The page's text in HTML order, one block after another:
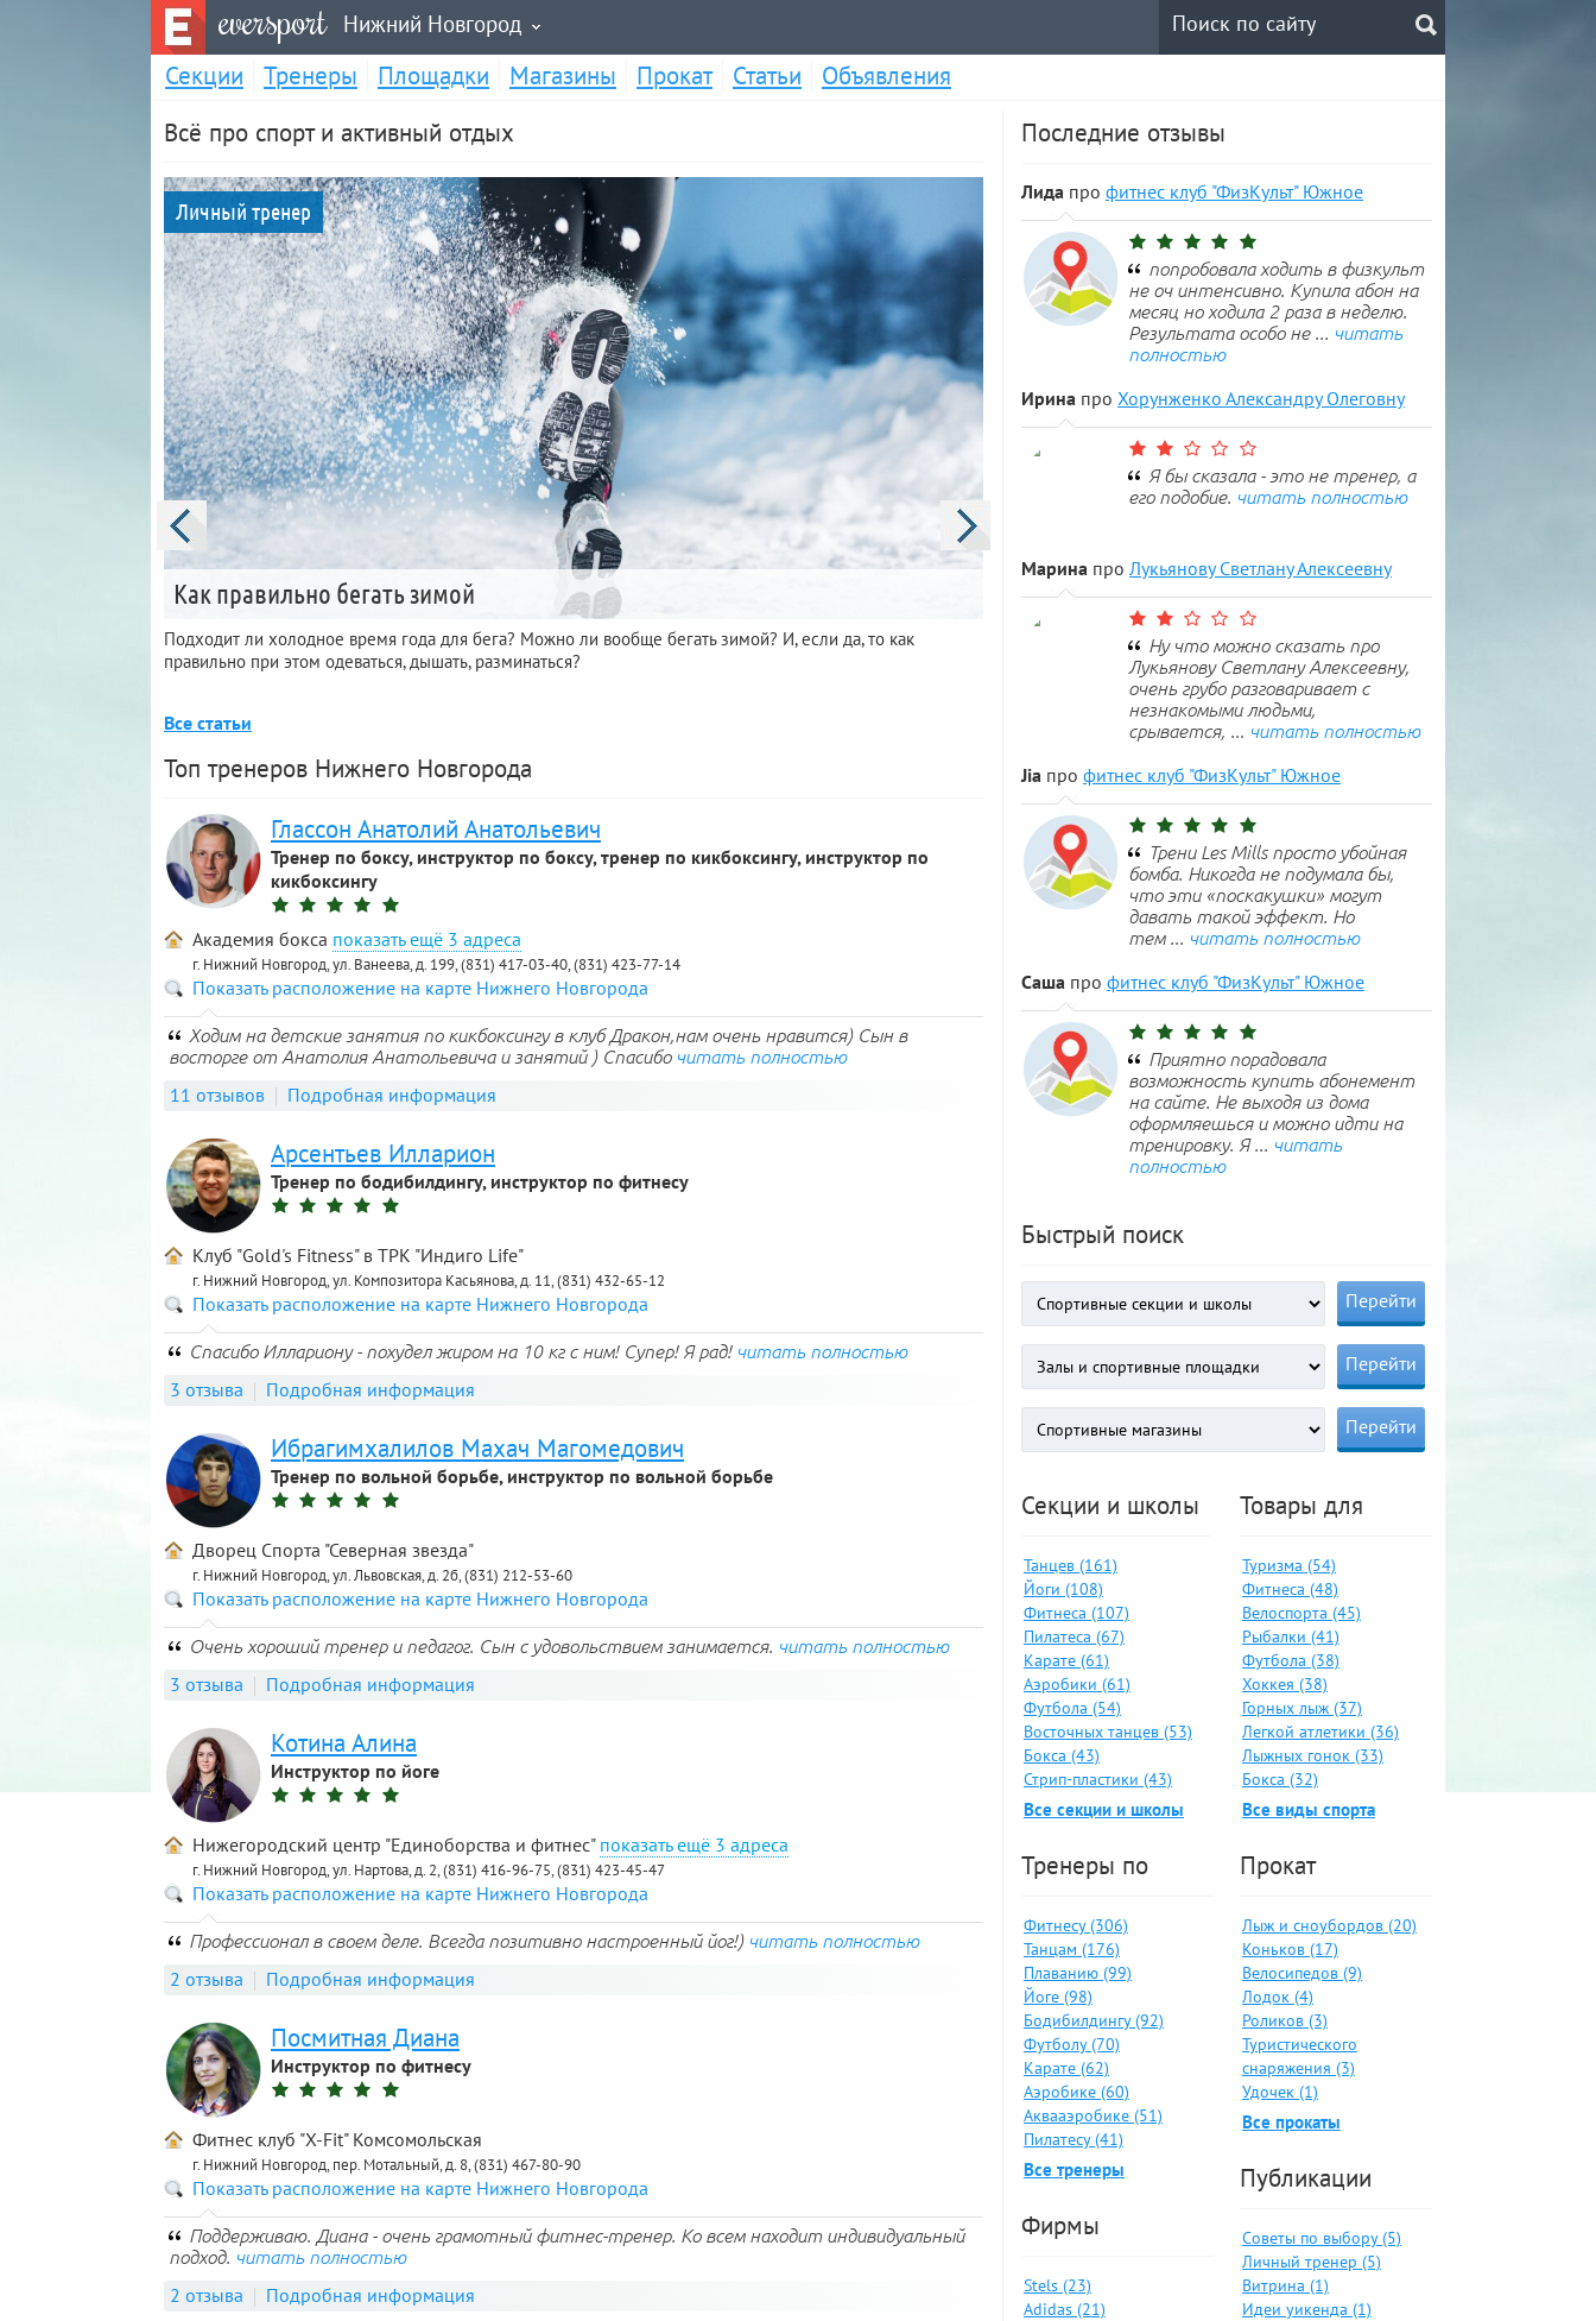
eversport Нижний Новгород
Секции Тренеры Площадки Магазины Прокат Статьи
Объявления
Всё про спорт и активный отдых
Личный тренер
Как правильно бегать зимой
Подходит ли холодное время года для бега? Можно ли вообще бегать зимой? И, если да, то как
правильно при этом одеваться, дышать, разминаться?
Личный тренер
Паркур. Философия движения
Прыгать через заборы и преодолевать городское пространство не самым
человека образом. Такой экстремальный отдых становится всё более
активной молодёжи.
Все статьи
Топ тренеров Нижнего Новгорода
Глассон Анатолий Анатольевич
Тренер по боксу, инструктор по боксу, тренер по кикбоксингу, инструктор по
кикбоксингу
Академия бокса 3 адреса
г. Нижний Новгород, ул. Ванеева, д. 199, (831) 417-03-40, (831) 423-77-14
Показать расположение на карте Нижнего Новгорода
Ходим на детские занятия по кикбоксингу в клуб Дракон,нам очень нравится) Сын в
восторге от Анатолия Анатольевича и занятий ) Спасибо читать полностью
11 отзывов Подробная информация
Арсентьев Илларион
Тренер по бодибилдингу, инструктор по фитнесу
Клуб "Gold's Fitness" в ТРК "Индиго Life"
г. Нижний Новгород, ул. Композитора Касьянова, д. 11, (831) 432-65-12
Показать расположение на карте Нижнего Новгорода
Спасибо Иллариону - похудел жиром на 10 кг с ним! Супер! Я рад! читать полностью
3 отзыва Подробная информация
Ибрагимхалилов Махач Магомедович
Тренер по вольной борьбе, инструктор по вольной борьбе
Дворец Спорта "Северная звезда"
г. Нижний Новгород, ул. Львовская, д. 2б, (831) 212-53-60
Показать расположение на карте Нижнего Новгорода
Очень хороший тренер и педагог. Сын с удовольствием занимается. читать полностью
3 отзыва Подробная информация
Котина Алина
Инструктор по йоге
Нижегородский центр "Единоборства и фитнес" 3 адреса
г. Нижний Новгород, ул. Нартова, д. 2, (831) 416-96-75, (831) 423-45-47
Показать расположение на карте Нижнего Новгорода
Профессионал в своем деле. Всегда позитивно настроенный йог!) читать полностью
2 отзыва Подробная информация
Посмитная Диана
Инструктор по фитнесу
Фитнес клуб "X-Fit" Комсомольская
г. Нижний Новгород, пер. Мотальный, д. 8, (831) 467-80-90
Показать расположение на карте Нижнего Новгорода
Поддерживаю. Диана - очень грамотный фитнес-тренер. Ко всем находит индивидуальный
подход. читать полностью
2 отзыва
Подробная информация
Последние отзывы
Лида про фитнес клуб "ФизКульт" Южное
попробовала ходить в физкульт
не оч интенсивно. Купила абон на
месяц но ходила 2 раза в неделю.
Результата особо не ... читать
полностью
Ирина про Хорунженко Александру Олеговну
Я бы сказала - это не тренер, а
его подобие. читать полностью
Марина про Лукьянову Светлану Алексеевну
Ну что можно сказать про
Лукьянову Светлану Алексеевну,
очень грубо разговаривает с
незнакомыми людьми,
срывается, ... читать полностью
Jia про фитнес клуб "ФизКульт" Южное
Трени Les Mills просто убойная
бомба. Никогда не подумала бы,
что эти «поскакушки» могут
давать такой эффект. Но
тем ... читать полностью
Саша про фитнес клуб "ФизКульт" Южное
Приятно порадовала
возможность купить абонемент
на сайте. Не выходя из дома
оформляешься и можно идти на
тренировку. Я ... читать
полностью
Быстрый поиск
Секции и школы
Танцев (161)
Йоги (108)
Фитнеса (107)
Пилатеса (67)
Карате (61)
Аэробики (61)
Футбола (54)
Восточных танцев (53)
Бокса (43)
Стрип-пластики (43)
Все секции и школы
Тренеры по
Фитнесу (306)
Танцам (176)
Плаванию (99)
Йоге (98)
Бодибилдингу (92)
Футболу (70)
Карате (62)
Аэробике (60)
Аквааэробике (51)
Пилатесу (41)
Все тренеры
Фирмы
Stels (23)
Adidas (21)
Товары для
Туризма (54)
Фитнеса (48)
Велоспорта (45)
Рыбалки (41)
Футбола (38)
Хоккея (38)
Горных лыж (37)
Легкой атлетики (36)
Лыжных гонок (33)
Бокса (32)
Все виды спорта
Прокат
Лыж и сноубордов (20)
Коньков (17)
Велосипедов (9)
Лодок (4)
Роликов (3)
Туристического
снаряжения (3)
Удочек (1)
Все прокаты
Публикации
Советы по выбору (5)
Личный тренер (5)
Витрина (1)
Идеи уикенда (1)